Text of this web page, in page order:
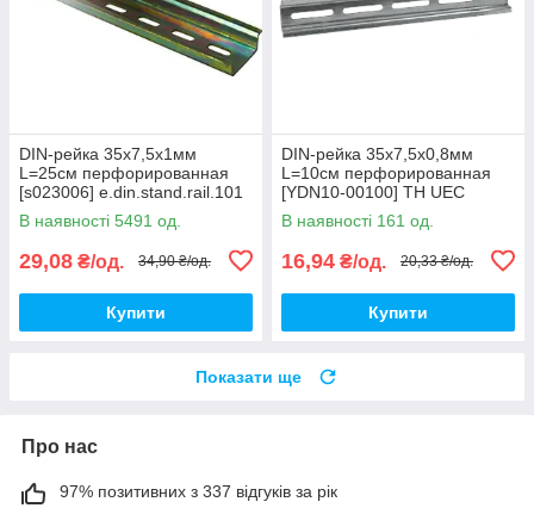
DIN-рейка 35x7,5x1мм
L=25см перфорированная
[s023006] e.din.stand.rail.101
E.NEXT
В наявності 5491 од.
29,08 ₴/од. 34,90 ₴/од.
Купити
DIN-рейка 35x7,5x0,8мм
L=10см перфорированная
[YDN10-00100] TH UEC
В наявності 161 од.
16,94 ₴/од. 20,33 ₴/од.
Купити
Показати ще
Про нас
97% позитивних з 337 відгуків за рік